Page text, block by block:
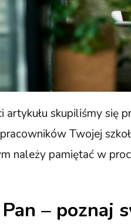
artykułu skupiliśmy się
Twojej
należy pamiętać w
– poznaj